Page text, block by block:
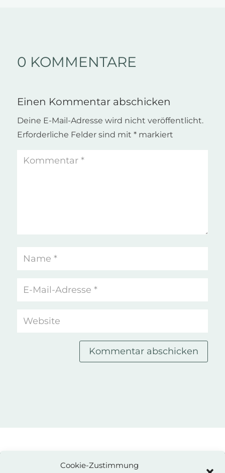
Cookie-Zustimmung
0 KOMMENTARE
Einen Kommentar abschicken
Deine E-Mail-Adresse wird nicht veröffentlicht.
Erforderliche Felder sind mit *markiert
Kommentar abschicken